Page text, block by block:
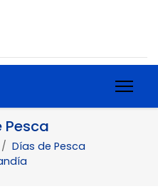
Pesca
Días de Pesca